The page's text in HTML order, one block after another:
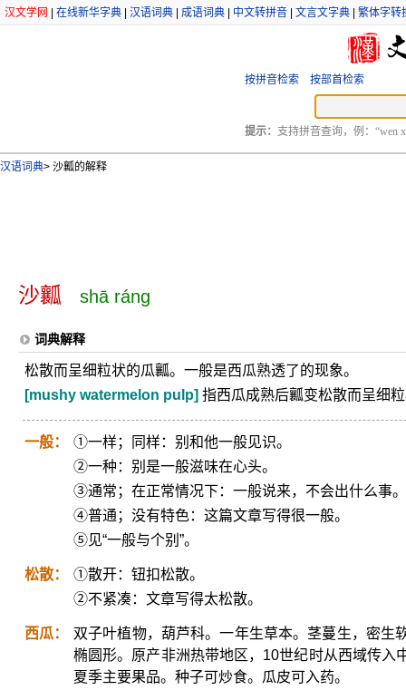
汉文学网 在线新华字典 汉语词典 成语词典 中文转拼音 文言文字典 繁体字转
按拼音检索 按部首检索
提示： 支持拼音查询，例：“wen
汉语词典> 沙瓤的解释
沙瓤 shā ráng
词典解释
松散而呈细粒状的瓜瓤。一般是西瓜熟透了的现象。
[mushy watermelon pulp] 指西瓜成熟后瓤变松散而呈细
一般：
①一样；同样：别和他一般见识。
②一种：别是一般滋味在心头。
③通常；在正常情况下：一般说来，不会出什么事。
④普通；没有特色：这篇文章写得很一般。
⑤见“一般与个别”。
松散：
①散开：钮扣松散。
②不紧凑：文章写得太松散。
西瓜：
双子叶植物，葫芦科。一年生草本。茎蔓生，密生
椭圆形。原产非洲热带地区，10世纪时从西域传入
夏季主要果品。种子可炒食。瓜皮可入药。